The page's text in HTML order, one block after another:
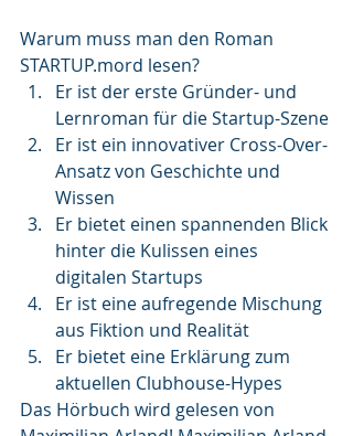
Warum muss man den Roman
STARTUP.mord lesen?
Er ist der erste Gründer- und
Lernroman für die Startup-Szene
Er ist ein innovativer Cross-Over-
Ansatz von Geschichte und
Wissen
Er bietet einen spannenden Blick
hinter die Kulissen eines
digitalen Startups
Er ist eine aufregende Mischung
aus Fiktion und Realität
Er bietet eine Erklärung zum
aktuellen Clubhouse-Hypes
Das Hörbuch wird gelesen von